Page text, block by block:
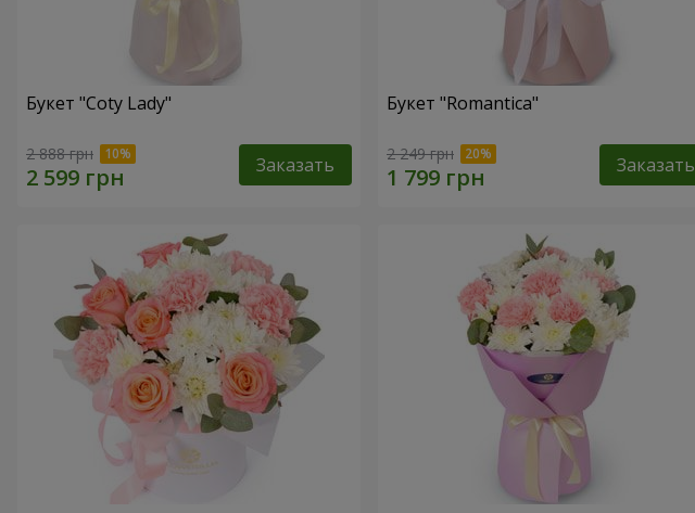
Букет "Coty Lady"
2 888 грн Заказать
Букет "Romantica"
2 249 грн Заказать